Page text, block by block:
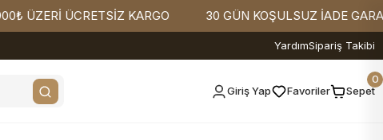
ÜCRETSİZ KARGO 30 GÜN KOŞULSUZ İADE GARANTİSİ
YardımSipariş Takibi
Giriş Yap Favoriler Sepet
0